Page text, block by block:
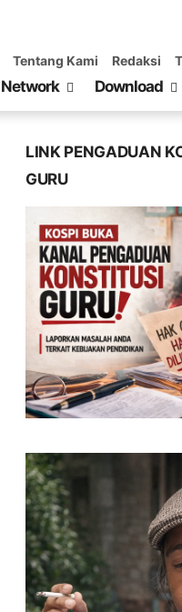
Tentang Kami Redaksi
Network Download
LINK PENGADUAN
GURU